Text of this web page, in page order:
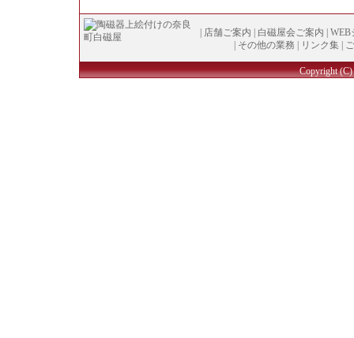
店舗ご案内 白磁屋会ご案内
WEB
その他の業務 リンク集
Copyright (C)